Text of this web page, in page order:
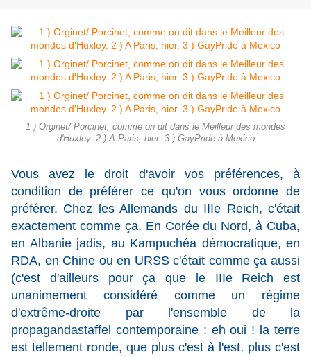
1 ) Orginet/ Porcinet, comme on dit dans le Meilleur des mondes
d'Huxley. 2 ) A Paris, hier. 3 ) GayPride à Mexico
Vous avez le droit d'avoir vos préférences, à
condition de préférer ce qu'on vous ordonne de
préférer. Chez les Allemands du IIIe Reich, c'était
exactement comme ça. En Corée du Nord, à Cuba,
en Albanie jadis, au Kampuchéa démocratique, en
RDA, en Chine ou en URSS c'était comme ça aussi
(c'est d'ailleurs pour ça que le IIIe Reich est
unanimement considéré comme un régime
d'extrême-droite par l'ensemble de la
propagandastaffel contemporaine : eh oui ! la terre
est tellement ronde, que plus c'est à l'est, plus c'est